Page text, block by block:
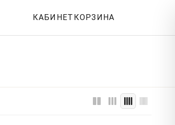
КАБИНЕТ КОРЗИНА